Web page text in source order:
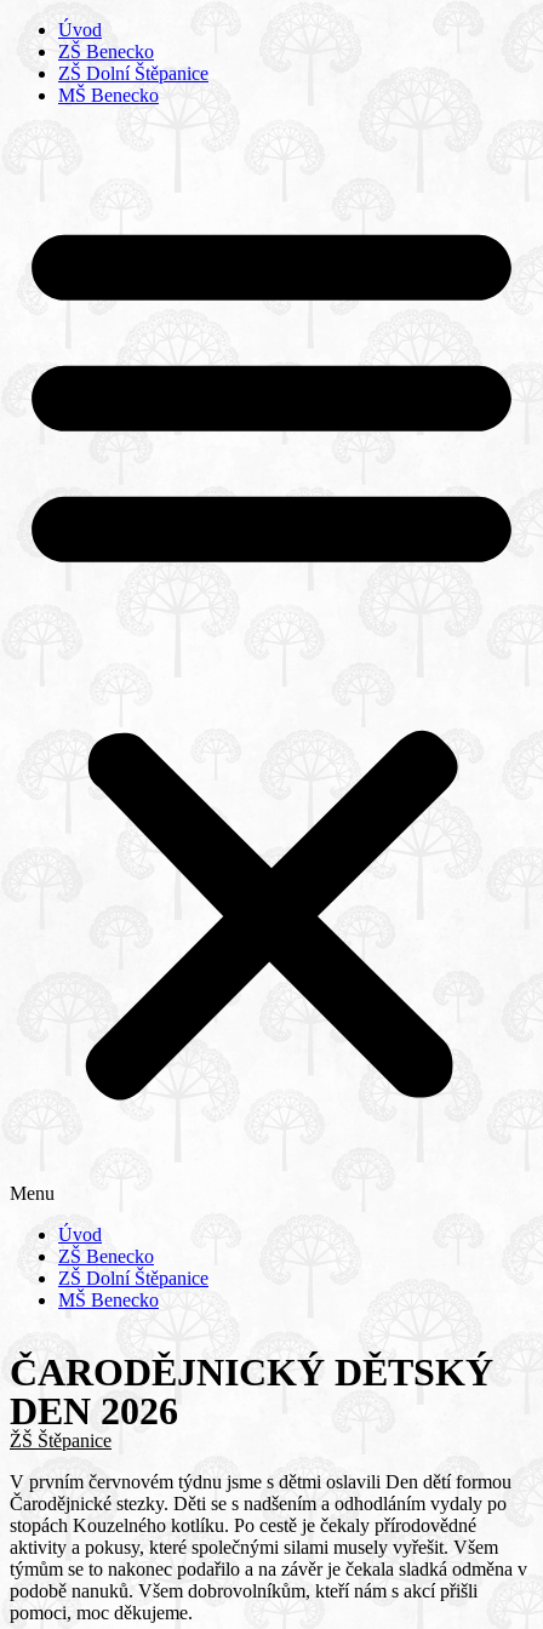
Úvod
ZŠ Benecko
ZŠ Dolní Štěpanice
MŠ Benecko
Menu
Úvod
ZŠ Benecko
ZŠ Dolní Štěpanice
MŠ Benecko
ČARODĚJNICKÝ DĚTSKÝ
DEN 2026
ŽŠ Štěpanice
V prvním červnovém týdnu jsme s dětmi oslavili Den dětí formou
Čarodějnické stezky. Děti se s nadšením a odhodláním vydaly po
stopách Kouzelného kotlíku. Po cestě je čekaly přírodovědné
aktivity a pokusy, které společnými silami musely vyřešit. Všem
týmům se to nakonec podařilo a na závěr je čekala sladká odměna v
podobě nanuků. Všem dobrovolníkům, kteří nám s akcí přišli
pomoci, moc děkujeme.